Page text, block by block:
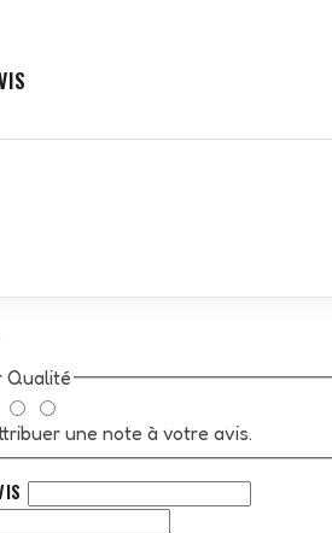
Qualité
une note à votre avis.